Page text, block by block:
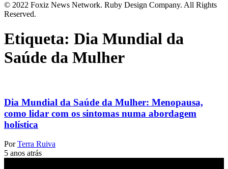
© 2022 Foxiz News Network. Ruby Design Company. All Rights
Reserved.
Etiqueta: Dia Mundial da
Saúde da Mulher
Dia Mundial da Saúde da Mulher: Menopausa,
como lidar com os sintomas numa abordagem
holística
Por Terra Ruiva
5 anos atrás